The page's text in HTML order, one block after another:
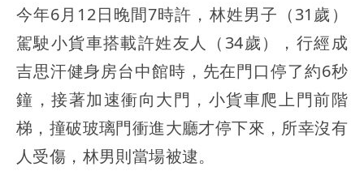
今年6月12日晚間7時許，林姓男子（31歲）
駕駛小貨車搭載許姓友人（34歲），行經成
吉思汗健身房台中館時，先在門口停了約6秒
鐘，接著加速衝向大門，小貨車爬上門前階
梯，撞破玻璃門衝進大廳才停下來，所幸沒有
人受傷，林男則當場被逮。